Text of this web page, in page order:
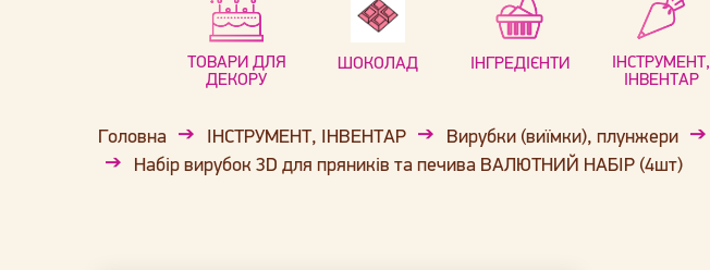
ТОВАРИ ДЛЯ
ДЕКОРУ
ШОКОЛАД ІНГРЕДІЄНТИ
ІНСТРУМЕНТ,
ІНВЕНТАР
Головна ІНСТРУМЕНТ, ІНВЕНТАР Вирубки (виїмки), плунжери
Набір вирубок 3D для пряників та печива ВАЛЮТНИЙ НАБІР (4шт)